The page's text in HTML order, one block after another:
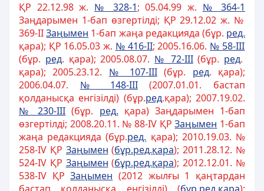
ҚР 22.12.98 ж. № 328-1; 05.04.99 ж. № 364-1
Заңдарымен 1-бап өзгертілді; ҚР 29.12.02 ж. №
369-IIЗаңымен 1-бап жаңа редакцияда (бұр. ред.
қара); ҚР 16.05.03 ж. № 416-II; 2005.16.06. № 58-III
(бұр. ред. қара); 2005.08.07. № 72-III(бұр. ред.
қара); 2005.23.12. № 107-III(бұр. ред. қара);
2006.04.07. № 148-III(2007.01.01. бастап
қолданысқа енгізілді) (бұр.ред.қара); 2007.19.02.
№ 230-III (бұр. ред. қара) Заңдарымен 1-бап
өзгертілді; 2008.20.11. № 88-IV ҚРЗаңымен 1-бап
жаңа редакцияда (бұр.ред. қара); 2010.19.03. №
258-ІV ҚР Заңымен (бұр.ред.қара); 2011.28.12. №
524-ІV ҚР Заңымен (бұр.ред.қара); 2012.12.01. №
538-ІV ҚРЗаңымен (2012 жылғы 1 қаңтардан